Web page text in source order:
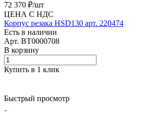
72 370 ₽/шт
ЦЕНА С НДС
Корпус резака HSD130 арт. 220474
Есть в наличии
Арт. BT0000708
В корзину
Купить в 1 клик
Быстрый просмотр